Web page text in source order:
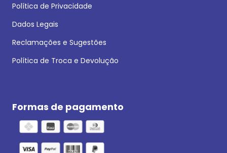
Política de Privacidade
Dados Legais
Reclamações e Sugestões
Política de Troca e Devolução
Formas de pagamento